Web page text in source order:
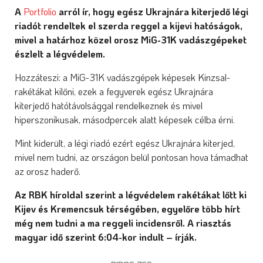
A Portfolio arról ír, hogy egész Ukrajnára kiterjedő légi
riadót rendeltek el szerda reggel a kijevi hatóságok,
mivel a határhoz közel orosz MiG-31K vadászgépeket
észlelt a légvédelem.
Hozzáteszi: a MiG-31K vadászgépek képesek Kinzsal-
rakétákat kilőni, ezek a fegyverek egész Ukrajnára
kiterjedő hatótávolsággal rendelkeznek és mivel
hiperszonikusak, másodpercek alatt képesek célba érni.
Mint kiderült, a légi riadó ezért egész Ukrajnára kiterjed,
mivel nem tudni, az országon belül pontosan hova támadhat
az orosz haderő.
Az RBK híroldal szerint a légvédelem rakétákat lőtt ki
Kijev és Kremencsuk térségében, egyelőre több hírt
még nem tudni a ma reggeli incidensről. A riasztás
magyar idő szerint 6:04-kor indult – írják.